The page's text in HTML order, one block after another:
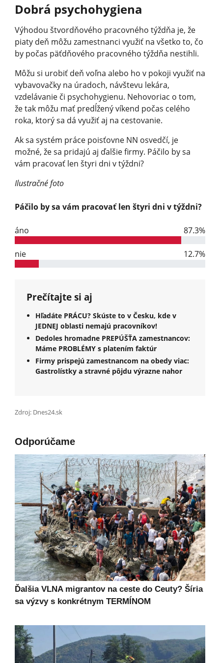
Dobrá psychohygiena
Výhodou štvordňového pracovného týždňa je, že
piaty deň môžu zamestnanci využiť na všetko to, čo
by počas päťdňového pracovného týždňa nestihli.
Môžu si urobiť deň voľna alebo ho v pokoji využiť na
vybavovačky na úradoch, návštevu lekára,
vzdelávanie či psychohygienu. Nehovoriac o tom,
že tak môžu mať predĺžený víkend počas celého
roka, ktorý sa dá využiť aj na cestovanie.
Ak sa systém práce poisťovne NN osvedčí, je
možné, že sa pridajú aj ďalšie firmy. Páčilo by sa
vám pracovať len štyri dni v týždni?
Ilustračné foto
Páčilo by sa vám pracovať len štyri dni v týždni?
áno 87.3%
nie 12.7%
Prečítajte si aj
Hľadáte PRÁCU? Skúste to v Česku, kde v
JEDNEJ oblasti nemajú pracovníkov!
Dedoles hromadne PREPÚŠŤA zamestnancov:
Máme PROBLÉMY s platením faktúr
Firmy prispejú zamestnancom na obedy viac:
Gastrolístky a stravné pôjdu výrazne nahor
Zdroj: Dnes24.sk
Odporúčame
Ďalšia VLNA migrantov na ceste do Ceuty? Šíria
sa výzvy s konkrétnym TERMÍNOM